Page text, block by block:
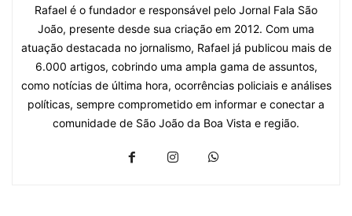
Rafael é o fundador e responsável pelo Jornal Fala São
João, presente desde sua criação em 2012. Com uma
atuação destacada no jornalismo, Rafael já publicou mais de
6.000 artigos, cobrindo uma ampla gama de assuntos,
como notícias de última hora, ocorrências policiais e análises
políticas, sempre comprometido em informar e conectar a
comunidade de São João da Boa Vista e região.